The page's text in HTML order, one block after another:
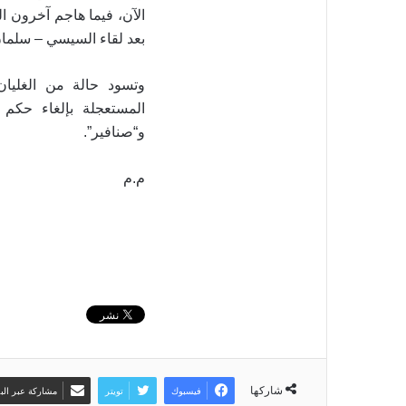
الآن، فيما هاجم
بعد لقاء السيسي –
وتسود حالة من
المستعجلة بإلغاء حكم
و“صنافير”.
م.م
شاركها فيسبوك تويتر مشاركة عبر